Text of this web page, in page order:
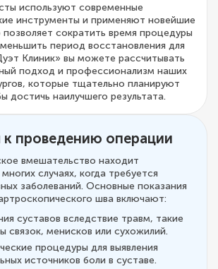
используют современные
инструменты и применяют новейшие
позволяет сократить время процедуры
период восстановления для
Клиник» вы можете рассчитывать
подход и профессионализм наших
которые тщательно планируют
достичь наилучшего результата.
к проведению операции
вмешательство находит
случаях, когда требуется
заболеваний. Основные показания
шва включают:
суставов вследствие травм, такие
связок, менисков или сухожилий.
процедуры для выявления
источников боли в суставе.